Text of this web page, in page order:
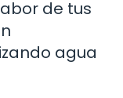
de tus
agua